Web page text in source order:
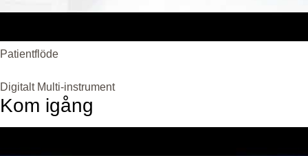
Patientflöde
Digitalt Multi-instrument
Kom igång